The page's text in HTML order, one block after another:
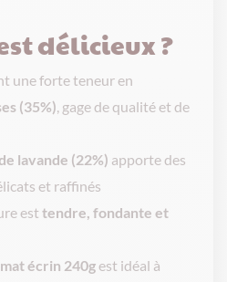
délicieux ?
une forte teneur en
(35%), gage de qualité et de
lavande (22%) apporte des
et raffinés
est tendre, fondante et
écrin 240g est idéal à